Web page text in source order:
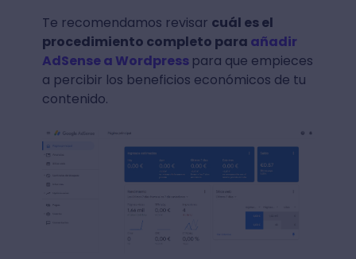
Te recomendamos revisar cuál es el
procedimiento completo para añadir
AdSense a Wordpress para que empieces
a percibir los beneficios económicos de tu
contenido.